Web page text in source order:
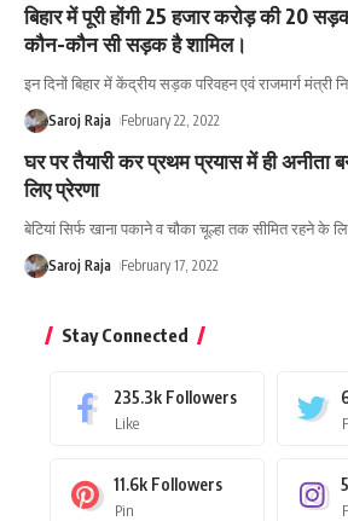
बिहार में पूरी होंगी 25 हजार करोड़ की 20
कौन-कौन सी सड़क है शामिल।
इन दिनों बिहार में केंद्रीय सड़क परिवहन एवं राजमार्ग मंत्री
Saroj Raja February 22, 2022
घर पर तैयारी कर प्रथम प्रयास में ही अनीता
लिए प्रेरणा
बेटियां सिर्फ खाना पकाने व चौका चूल्हा तक सीमित रहने के
Saroj Raja February 17, 2022
Stay Connected
235.3k Followers
Like
11.6k Followers
Pin